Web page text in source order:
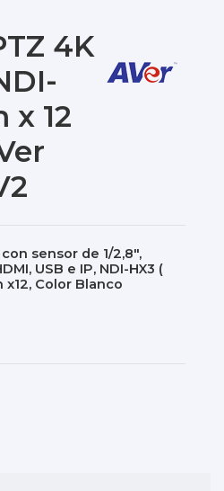
4K
x 12
sensor de 1/2,8",
USB e IP, NDI-HX3 (
Color Blanco